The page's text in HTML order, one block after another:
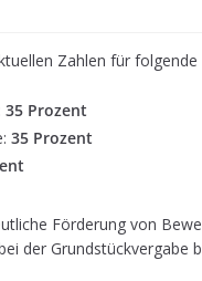
Zah­len für
35 Pro­zent
35 Pro­zent
För­de­rung von
der Grund­stück­ver­gabe